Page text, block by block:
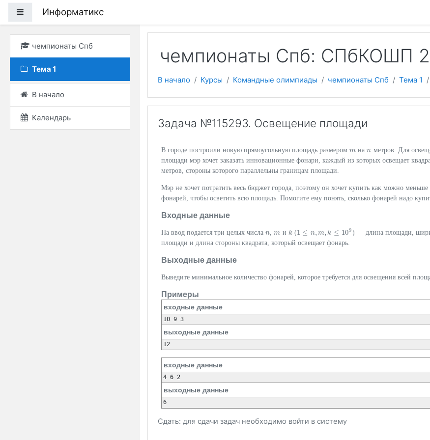
Боковая панель
Информатикс
чемпионаты Спб
Тема 1
В начало
Календарь
чемпионаты Спб: СПбКОШП
В начало Курсы Командные олимпиады чемпионаты Спб Тема 1
Задача №115293. Освещение площади
В городе построили новую прямоугольную площадь размером m
m наn
n метров. Для
площади мэр хочет заказать инновационные фонари, каждый из которых освещает
метров, стороны которого параллельны границам площади.
Мэр не хочет потратить весь бюджет города, поэтому он хочет купить как можно меньше
фонарей, чтобы осветить всю площадь. Помогите ему понять, сколько фонарей надо
Входные данные
На ввод подается три целых числа n
n ,m
m и k
k (1 ≤ n, m, k ≤ 109
1 ≤n m, k≤10 9
) — длина площади,
площади и длина стороны квадрата, который освещает фонарь.
Выходные данные
Выведите минимальное количество фонарей, которое требуется для освещения всей
Примеры
входные данные
10 9 3
выходные данные
12
входные данные
4 6 2
выходные данные
6
Сдать: для сдачи задач необходимо войти в систему